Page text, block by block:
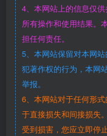
4、本网站上的信息仅
所有操作和使用结果。
担任何责任。
5、本网站保留对本网
犯著作权的行为，本网
举报。
6、本网站对于任何形
于直接损失和间接损失
受到损害，您应立即停